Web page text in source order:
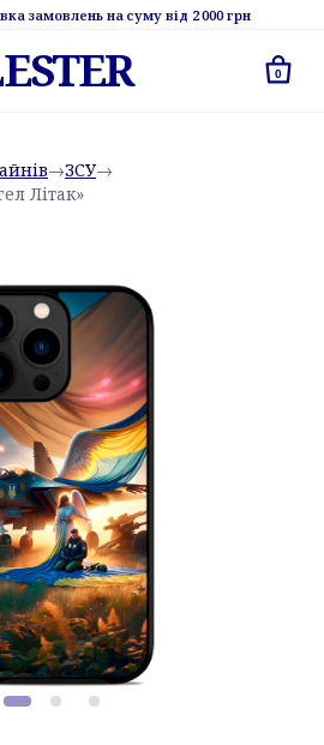
замовлень на суму від 2 000 грн
0
→ЗСУ→
Літак»